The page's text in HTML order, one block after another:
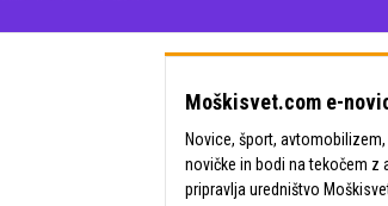
Moškisvet.com e-
Novice, šport,
novičke in bodi na tekočem z
pripravlja uredništvo